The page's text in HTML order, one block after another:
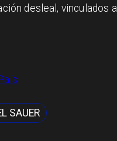
desleal, vinculados
SAUER